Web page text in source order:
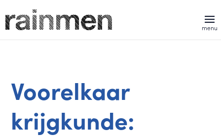
Voorelkaar
krijgkunde: